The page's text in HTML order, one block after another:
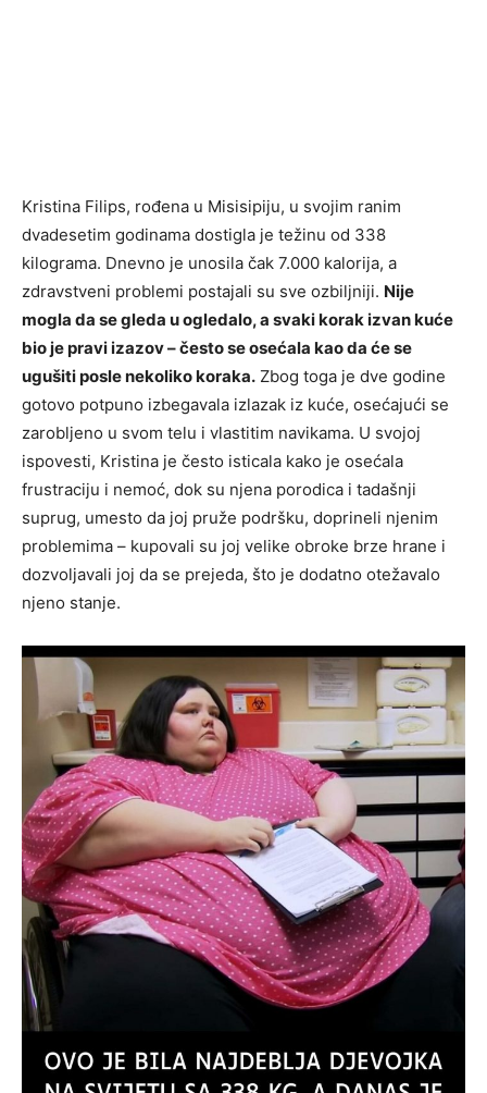
Kristina Filips, rođena u Misisipiju, u svojim ranim
dvadesetim godinama dostigla je težinu od 338
kilograma. Dnevno je unosila čak 7.000 kalorija, a
zdravstveni problemi postajali su sve ozbiljniji. Nije
mogla da se gleda u ogledalo, a svaki korak izvan kuće
bio je pravi izazov – često se osećala kao da će se
ugušiti posle nekoliko koraka. Zbog toga je dve godine
gotovo potpuno izbegavala izlazak iz kuće, osećajući se
zarobljeno u svom telu i vlastitim navikama. U svojoj
ispovesti, Kristina je često isticala kako je osećala
frustraciju i nemoć, dok su njena porodica i tadašnji
suprug, umesto da joj pruže podršku, doprineli njenim
problemima – kupovali su joj velike obroke brze hrane i
dozvoljavali joj da se prejeda, što je dodatno otežavalo
njeno stanje.